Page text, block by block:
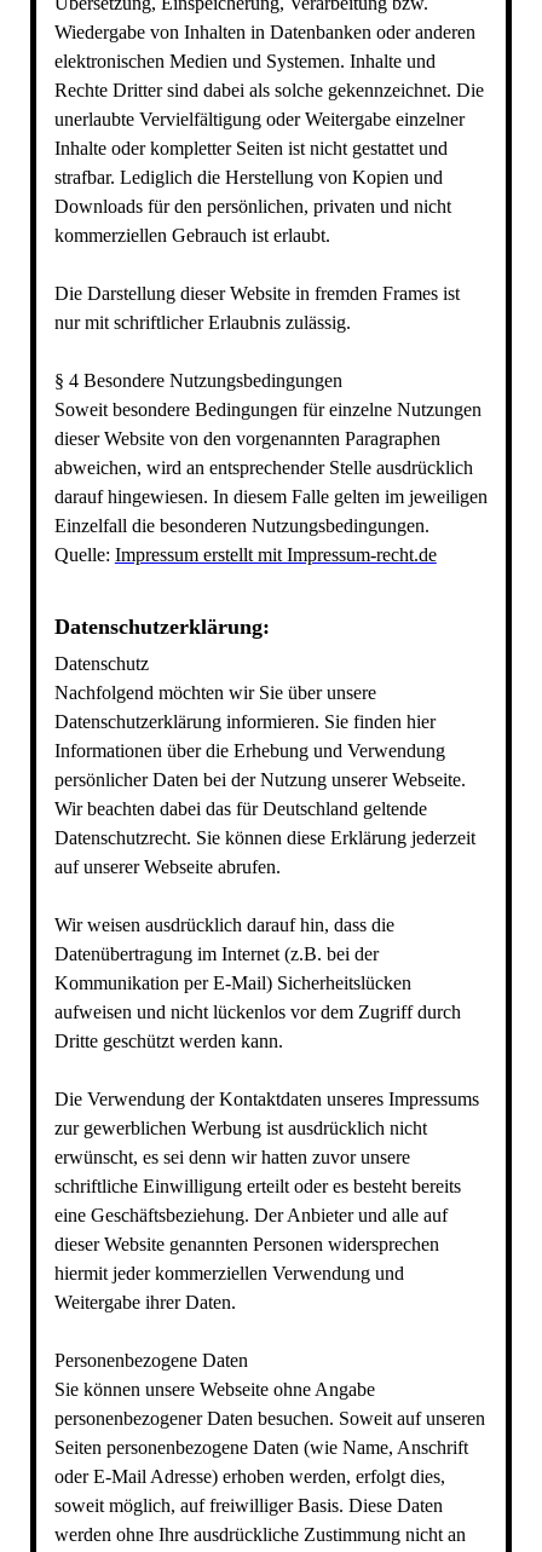
Wiedergabe von Inhalten in Datenbanken oder anderen
elektronischen Medien und Systemen. Inhalte und
Rechte Dritter sind dabei als solche gekennzeichnet. Die
unerlaubte Vervielfältigung oder Weitergabe einzelner
Inhalte oder kompletter Seiten ist nicht gestattet und
strafbar. Lediglich die Herstellung von Kopien und
Downloads für den persönlichen, privaten und nicht
kommerziellen Gebrauch ist erlaubt.
Die Darstellung dieser Website in fremden Frames ist
nur mit schriftlicher Erlaubnis zulässig.
§ 4 Besondere Nutzungsbedingungen
Soweit besondere Bedingungen für einzelne Nutzungen
dieser Website von den vorgenannten Paragraphen
abweichen, wird an entsprechender Stelle ausdrücklich
darauf hingewiesen. In diesem Falle gelten im jeweiligen
Einzelfall die besonderen Nutzungsbedingungen.
Quelle: Impressum erstellt mit Impressum-recht.de
Datenschutzerklärung:
Datenschutz
Nachfolgend möchten wir Sie über unsere
Datenschutzerklärung informieren. Sie finden hier
Informationen über die Erhebung und Verwendung
persönlicher Daten bei der Nutzung unserer Webseite.
Wir beachten dabei das für Deutschland geltende
Datenschutzrecht. Sie können diese Erklärung jederzeit
auf unserer Webseite abrufen.
Wir weisen ausdrücklich darauf hin, dass die
Datenübertragung im Internet (z.B. bei der
Kommunikation per E-Mail) Sicherheitslücken
aufweisen und nicht lückenlos vor dem Zugriff durch
Dritte geschützt werden kann.
Die Verwendung der Kontaktdaten unseres Impressums
zur gewerblichen Werbung ist ausdrücklich nicht
erwünscht, es sei denn wir hatten zuvor unsere
schriftliche Einwilligung erteilt oder es besteht bereits
eine Geschäftsbeziehung. Der Anbieter und alle auf
dieser Website genannten Personen widersprechen
hiermit jeder kommerziellen Verwendung und
Weitergabe ihrer Daten.
Personenbezogene Daten
Sie können unsere Webseite ohne Angabe
personenbezogener Daten besuchen. Soweit auf unseren
Seiten personenbezogene Daten (wie Name, Anschrift
oder E-Mail Adresse) erhoben werden, erfolgt dies,
soweit möglich, auf freiwilliger Basis. Diese Daten
werden ohne Ihre ausdrückliche Zustimmung nicht an